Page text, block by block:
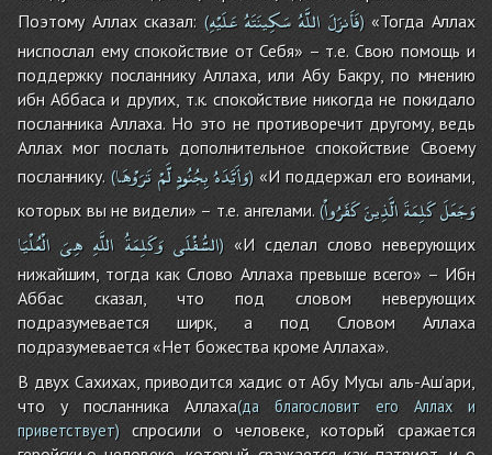
Поэтому Аллах сказал: ( فَأَنزَلَ اللَّهُ سَكِينَتَهُ عَلَيْهِ )«Тогда Аллах
ниспослал ему спокойствие от Себя» – т.е. Свою помощь и
поддержку посланнику Аллаха, или Абу Бакру, по мнению
ибн Аббаса и других, т.к. спокойствие никогда не покидало
посланника Аллаха. Но это не противоречит другому, ведь
Аллах мог послать дополнительное спокойствие Своему
посланнику.( وَأَيَّدَهُبِجُنُودٍلَّمْتَرَوْهَا )«И поддержал его воинами,
которых вы не видели» – т.е. ангелами.( وَجَعَلَكَلِمَةَالَّذِينَكَفَرُواْ
السُّفْلَى وَكَلِمَةُ اللَّهِ هِىَ الْعُلْيَا )«И сделал слово неверующих
нижайшим, тогда как Слово Аллаха превыше всего» – Ибн
Аббас сказал, что под словом неверующих
подразумевается ширк, а под Словом Аллаха
подразумевается «Нет божества кроме Аллаха».
В двух Сахихах, приводится хадис от Абу Мусы аль-Аш’ари,
что у посланника Аллаха(да благословит его Аллах и
приветствует)спросили о человеке, который сражается